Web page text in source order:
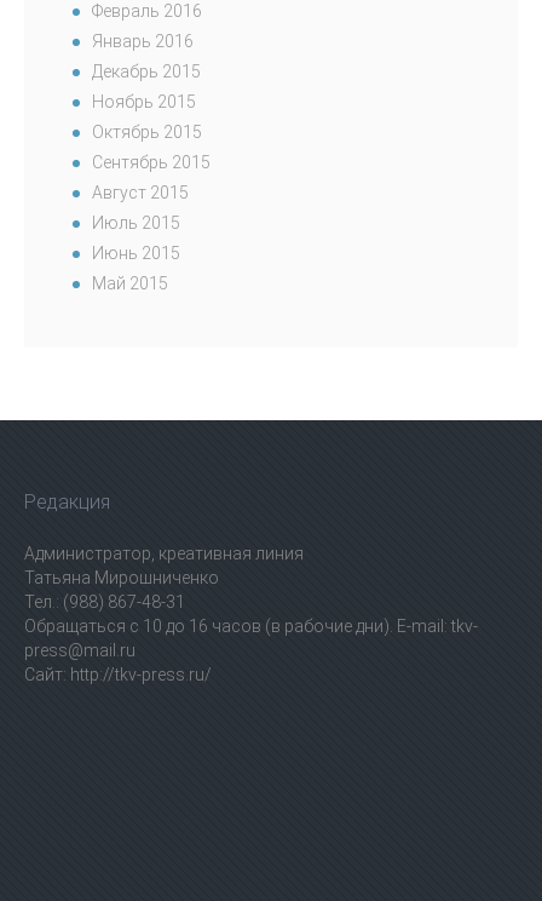
Февраль 2016
Январь 2016
Декабрь 2015
Ноябрь 2015
Октябрь 2015
Сентябрь 2015
Август 2015
Июль 2015
Июнь 2015
Май 2015
Редакция
Администратор, креативная линия
Татьяна Мирошниченко
Тел.: (988) 867-48-31
Обращаться с 10 до 16 часов (в рабочие дни). E-mail: tkv-
press@mail.ru
Сайт: http://tkv-press.ru/